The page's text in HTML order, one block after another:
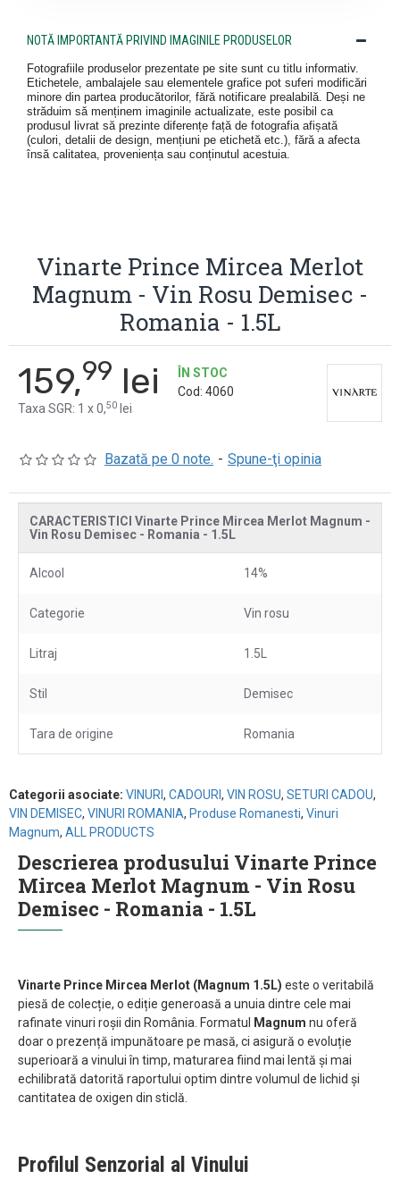
NOTĂ IMPORTANTĂ PRIVIND IMAGINILE PRODUSELOR
Fotografiile produselor prezentate pe site sunt cu titlu informativ.
Etichetele, ambalajele sau elementele grafice pot suferi modificări
minore din partea producătorilor, fără notificare prealabilă. Deși ne
străduim să menținem imaginile actualizate, este posibil ca
produsul livrat să prezinte diferențe față de fotografia afișată
(culori, detalii de design, mențiuni pe etichetă etc.), fără a afecta
însă calitatea, proveniența sau conținutul acestuia.
Vinarte Prince Mircea Merlot
Magnum - Vin Rosu Demisec -
Romania - 1.5L
Bazată pe 0 note. - Spune-ţi opinia
159,99 lei
Taxa SGR: 1 x 0,50 lei
ÎN STOC
Cod: 4060
CARACTERISTICI Vinarte Prince Mircea Merlot Magnum -
Vin Rosu Demisec - Romania - 1.5L
Alcool 14%
Categorie Vin rosu
Litraj 1.5L
Stil Demisec
Tara de origine Romania
Categorii asociate: VINURI, CADOURI, VIN ROSU, SETURI CADOU,
VIN DEMISEC, VINURI ROMANIA, Produse Romanesti, Vinuri
Magnum, ALL PRODUCTS
Descrierea produsului Vinarte Prince
Mircea Merlot Magnum - Vin Rosu
Demisec - Romania - 1.5L
Vinarte Prince Mircea Merlot (Magnum 1.5L) este o veritabilă
piesă de colecție, o ediție generoasă a unuia dintre cele mai
rafinate vinuri roșii din România. Formatul
Magnum nu oferă
doar o prezență impunătoare pe masă, ci asigură o evoluție
superioară a vinului în timp, maturarea fiind mai lentă și mai
echilibrată datorită raportului optim dintre volumul de lichid și
cantitatea de oxigen din sticlă.
Profilul Senzorial al Vinului